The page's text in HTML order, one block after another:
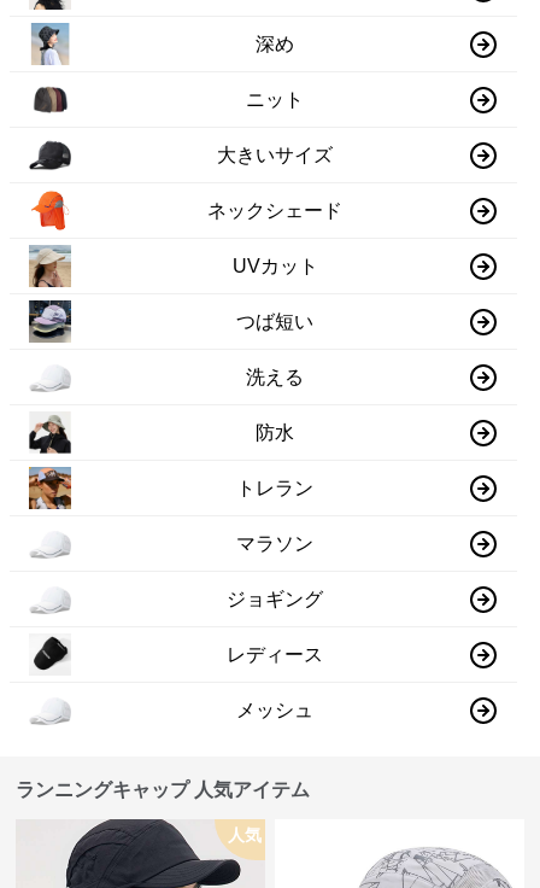
深め
ニット
大きいサイズ
ネックシェード
UVカット
つば短い
洗える
防水
トレラン
マラソン
ジョギング
レディース
メッシュ
ランニングキャップ 人気アイテム
人気